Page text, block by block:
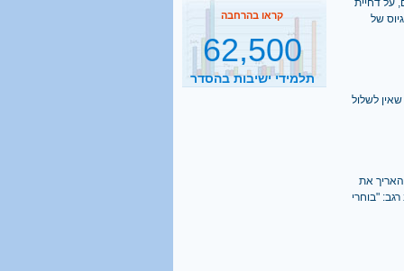
דחיית השירות
קראו בהרחבה
על דחיית
של
לשלול
האריך את
"בוחרי